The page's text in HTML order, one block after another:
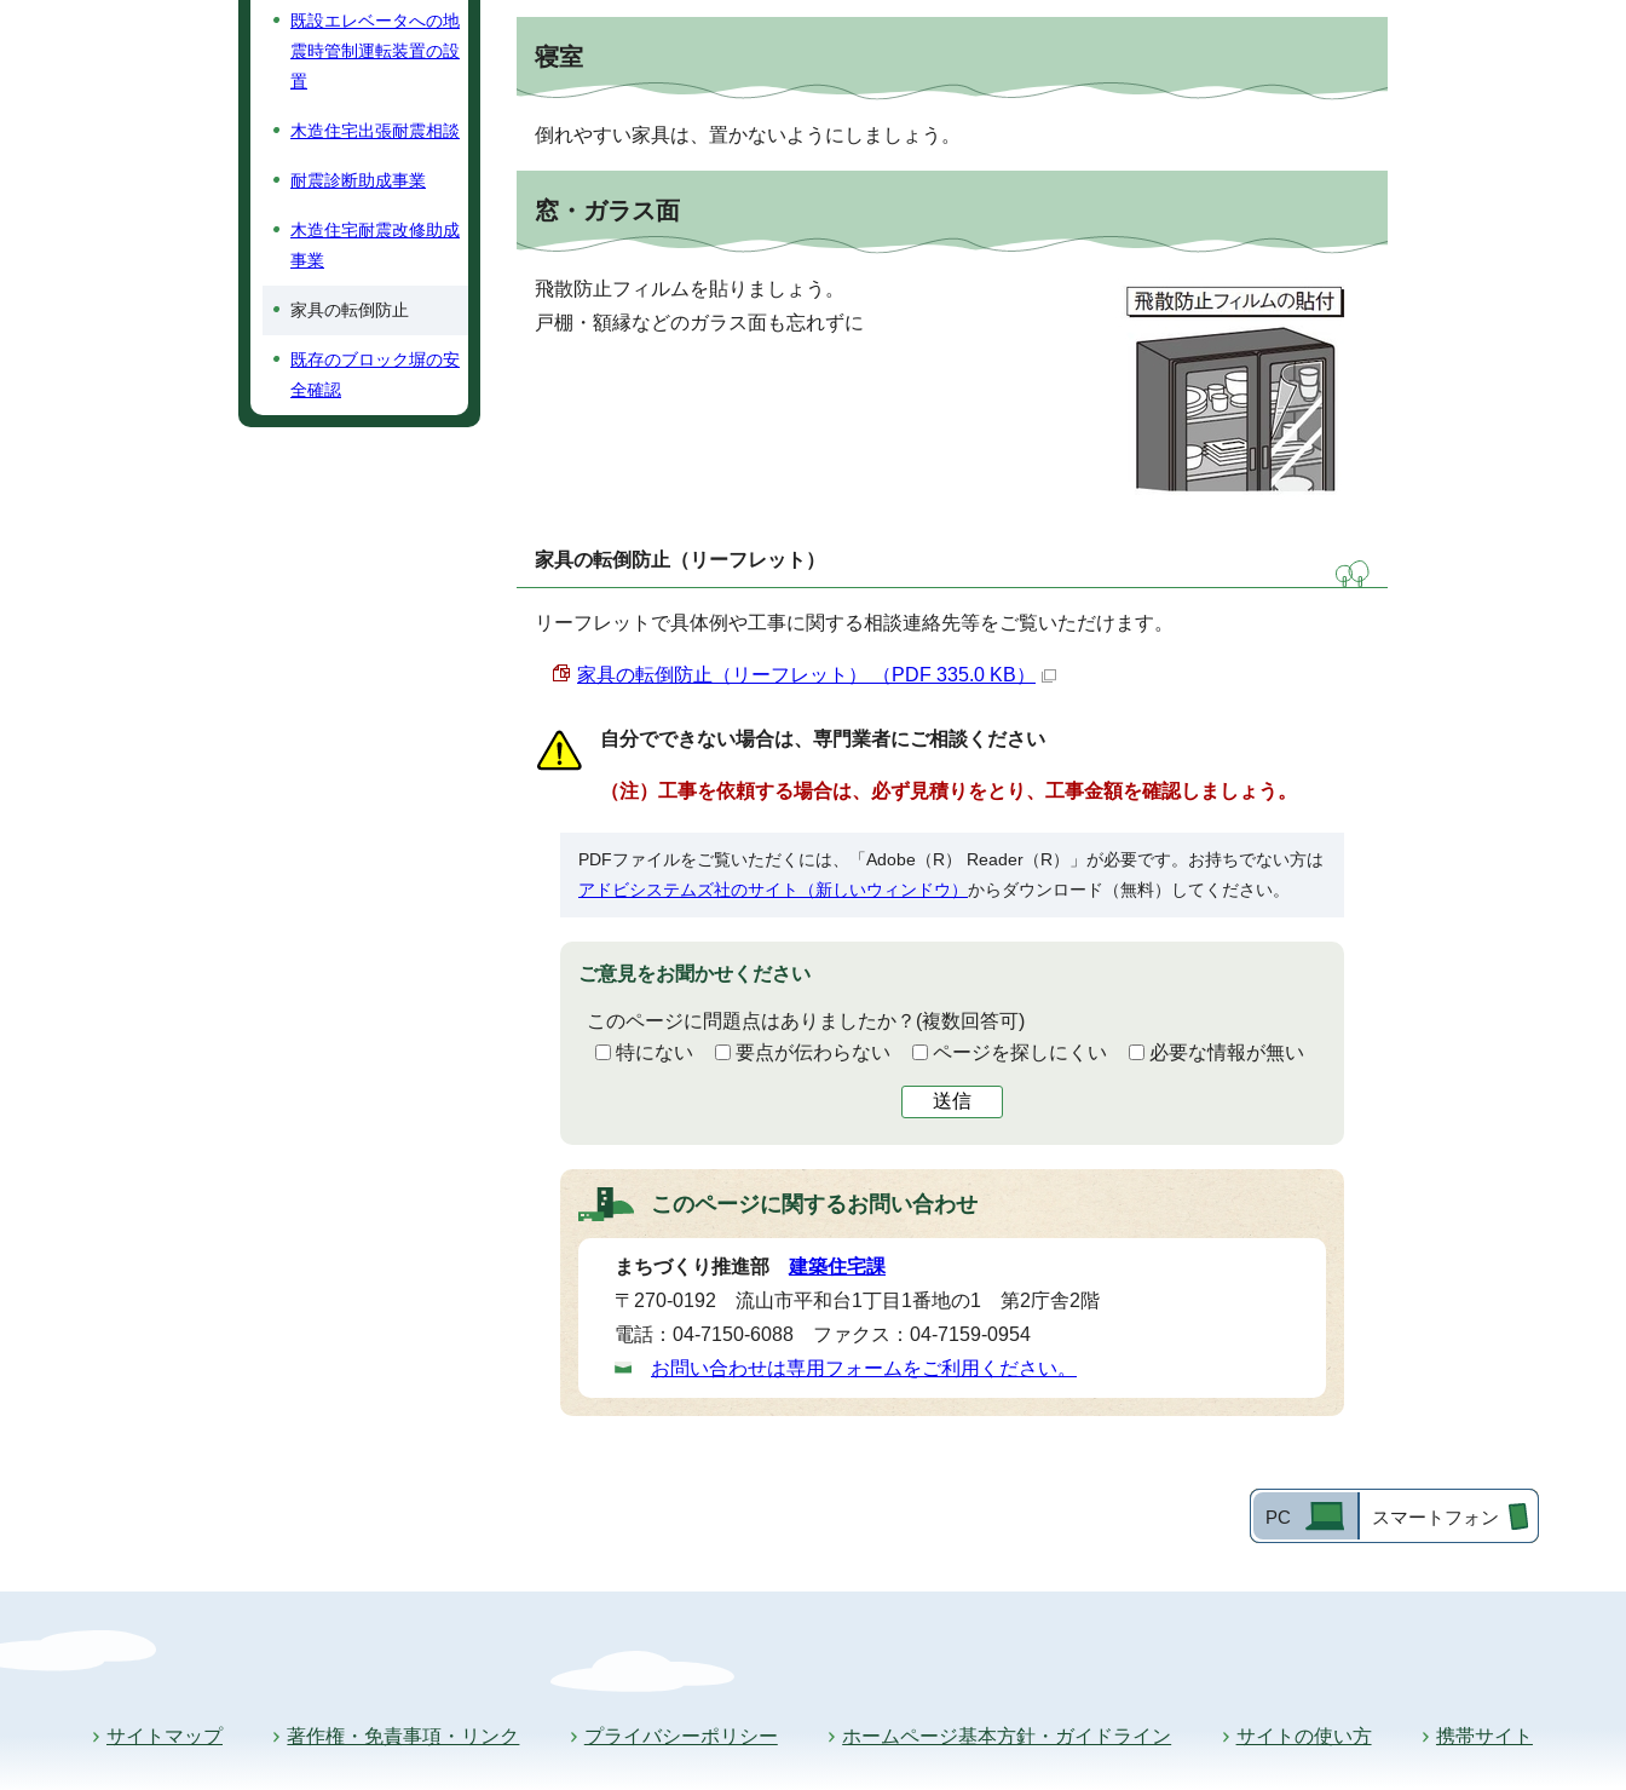
寝室
倒れやすい家具は、置かないようにしましょう。
窓・ガラス面
飛散防止フィルムを貼りましょう。
戸棚・額縁などのガラス面も忘れずに
家具の転倒防止（リーフレット）
リーフレットで具体例や工事に関する相談連絡先等をご覧いただけます。
家具の転倒防止（リーフレット） （PDF 335.0 KB）
自分でできない場合は、専門業者にご相談ください
（注）工事を依頼する場合は、必ず見積りをとり、工事金額を確認しましょう。
PDFファイルをご覧いただくには、「Adobe（R） Reader（R）」が必要です。お持ちでない方は
アドビシステムズ社のサイト（新しいウィンドウ） からダウンロード（無料）してください。
ご意見をお聞かせください
このページに問題点はありましたか？ (複数回答可)
特にない
要点が伝わらない ページを探しにくい 必要な情報が無い
送信
このページに関するお問い合わせ
まちづくり推進部 建築住宅課
〒270-0192 流山市平和台1丁目1番地の1 第2庁舎2階
電話：04-7150-6088 ファクス：04-7159-0954
お問い合わせは専用フォームをご利用ください。
既設エレベータへの地
震時管制運転装置の設
置
木造住宅出張耐震相談
耐震診断助成事業
木造住宅耐震改修助成
事業
家具の転倒防止
既存のブロック塀の安
全確認
PC スマートフォン
サイトマップ 著作権・免責事項・リンク プライバシーポリシー ホームページ基本方針・ガイドライン サイトの使い方 携帯サイト